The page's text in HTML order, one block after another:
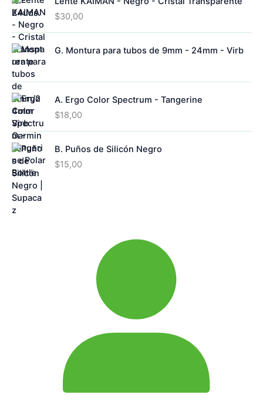
$30,00
G. Montura para tubos de 9mm - 24mm - Virb
A. Ergo Color Spectrum - Tangerine
$18,00
B. Puños de Silicón Negro
$15,00